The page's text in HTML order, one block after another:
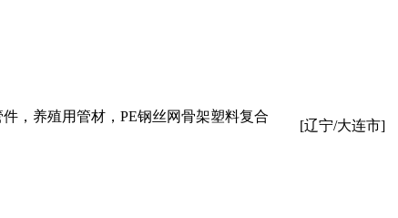
，养殖用管材，PE钢丝网骨架塑料复合
[辽宁/大连市]